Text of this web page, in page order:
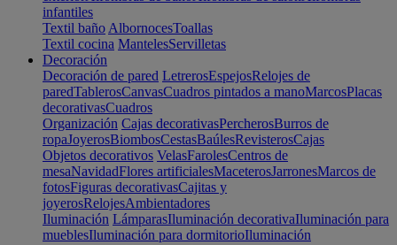
infantiles
Textil baño AlbornocesToallas
Textil cocina MantelesServilletas
Decoración
Decoración de pared LetrerosEspejosRelojes de
paredTablerosCanvasCuadros pintados a manoMarcosPlacas
decorativasCuadros
Organización Cajas decorativasPercherosBurros de
ropaJoyerosBiombosCestasBaúlesRevisterosCajas
Objetos decorativos VelasFarolesCentros de
mesaNavidadFlores artificialesMaceterosJarronesMarcos de
fotosFiguras decorativasCajitas y
joyerosRelojesAmbientadores
Iluminación LámparasIluminación decorativaIluminación para
mueblesIluminación para dormitorioIluminación